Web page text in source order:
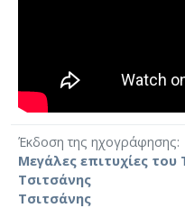
Έκδοση της ηχογράφησης
Μεγάλες επιτυχίες του
Τσιτσάνης
Τσιτσάνης